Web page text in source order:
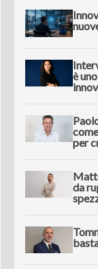
è
per
da